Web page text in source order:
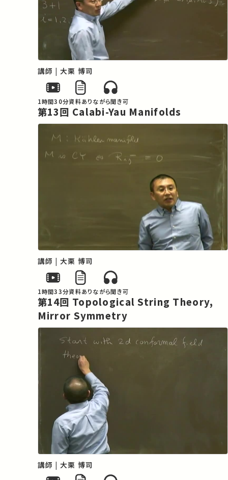
講師 | 大栗 博司
1時間30分資料ありながら聞き可
第13回 Calabi-Yau Manifolds
講師 | 大栗 博司
1時間33分資料ありながら聞き可
第14回 Topological String Theory,
Mirror Symmetry
講師 | 大栗 博司